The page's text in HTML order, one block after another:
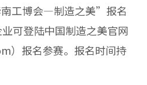
工博会—制造之美”报名
可登陆中国制造之美官网
）报名参赛。报名时间持